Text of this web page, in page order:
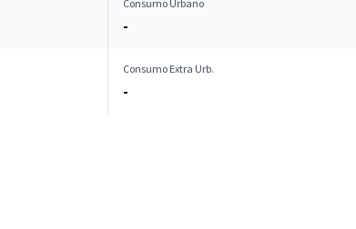
Consumo Urbano
-
Consumo Extra Urb.
-